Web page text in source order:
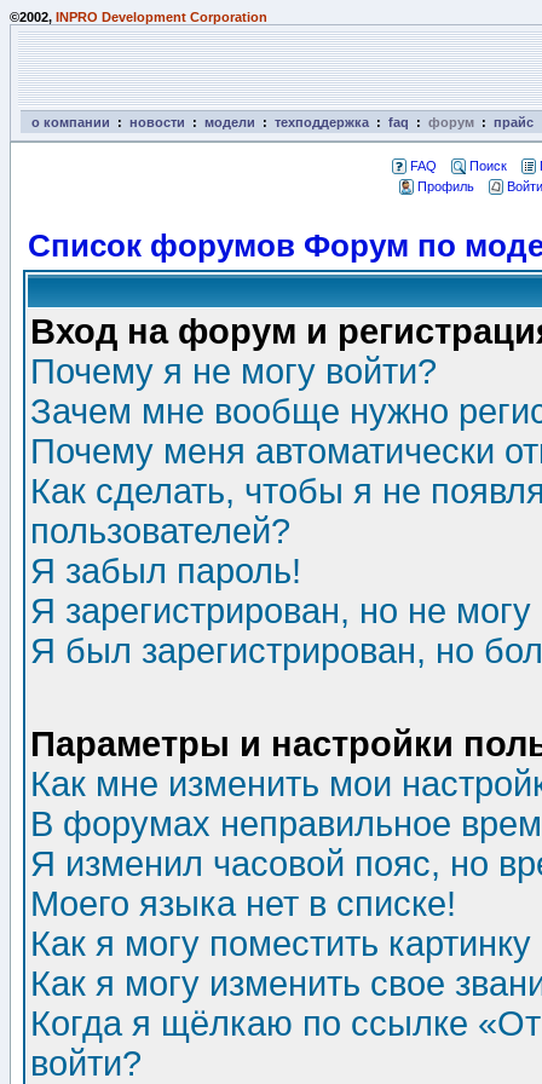
©2002, INPRO Development Corporation
о компании : новости : модели : техподдержка : faq : форум : прайс
FAQ Поиск
Профиль
Список форумов Форум по
Вход на форум и
Почему я не могу войти?
Зачем мне вообще нужно
Почему меня автоматически
Как сделать, чтобы я не
пользователей?
Я забыл пароль!
Я зарегистрирован, но не могу
Я был зарегистрирован, но
Параметры и настройки
Как мне изменить мои
В форумах неправильное
Я изменил часовой пояс, но
Моего языка нет в списке!
Как я могу поместить
Как я могу изменить свое
Когда я щёлкаю по ссылке
войти?